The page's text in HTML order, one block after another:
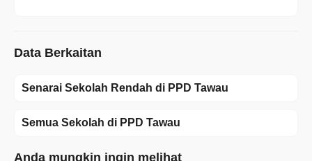
Data Berkaitan
Senarai Sekolah Rendah di PPD Tawau
Semua Sekolah di PPD Tawau
Anda mungkin ingin melihat